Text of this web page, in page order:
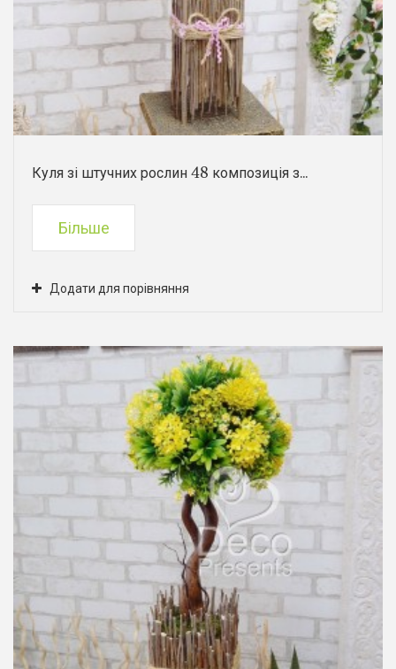
Куля зі штучних рослин 48 композиція з...
Більше
Додати для порівняння